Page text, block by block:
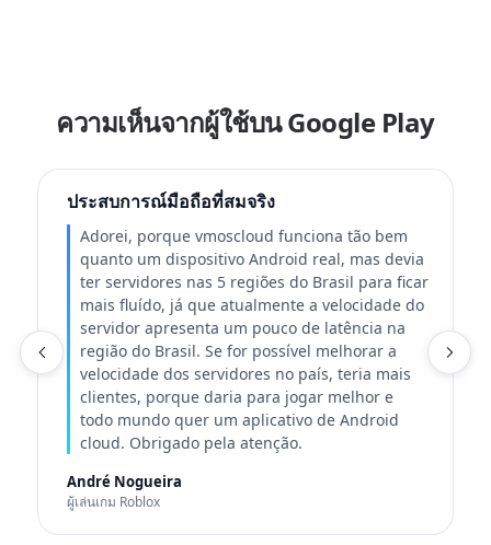
ความเห็นจากผู้ใช้บน Google Play
ประสบการณ์มือถือที่สมจริง
Adorei, porque vmoscloud funciona tão bem
quanto um dispositivo Android real, mas devia
ter servidores nas 5 regiões do Brasil para ficar
mais fluído, já que atualmente a velocidade do
servidor apresenta um pouco de latência na
região do Brasil. Se for possível melhorar a
velocidade dos servidores no país, teria mais
clientes, porque daria para jogar melhor e
todo mundo quer um aplicativo de Android
cloud. Obrigado pela atenção.
André Nogueira
ผู้เล่นเกม Roblox